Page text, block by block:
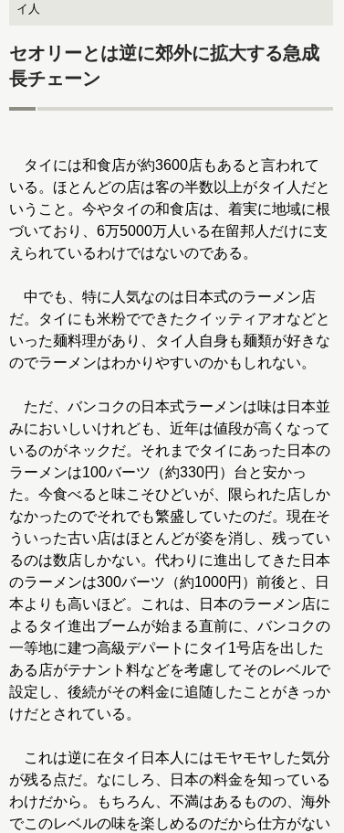
イ人
セオリーとは逆に郊外に拡大する急成
長チェーン
タイには和食店が約3600店もあると言われて
いる。ほとんどの店は客の半数以上がタイ人だと
いうこと。今やタイの和食店は、着実に地域に根
づいており、6万5000万人いる在留邦人だけに支
えられているわけではないのである。
中でも、特に人気なのは日本式のラーメン店
だ。タイにも米粉でできたクイッティアオなどと
いった麺料理があり、タイ人自身も麺類が好きな
のでラーメンはわかりやすいのかもしれない。
ただ、バンコクの日本式ラーメンは味は日本並
みにおいしいけれども、近年は値段が高くなって
いるのがネックだ。それまでタイにあった日本の
ラーメンは100バーツ（約330円）台と安かっ
た。今食べると味こそひどいが、限られた店しか
なかったのでそれでも繁盛していたのだ。現在そ
ういった古い店はほとんどが姿を消し、残ってい
るのは数店しかない。代わりに進出してきた日本
のラーメンは300バーツ（約1000円）前後と、日
本よりも高いほど。これは、日本のラーメン店に
よるタイ進出ブームが始まる直前に、バンコクの
一等地に建つ高級デパートにタイ1号店を出した
ある店がテナント料などを考慮してそのレベルで
設定し、後続がその料金に追随したことがきっか
けだとされている。
これは逆に在タイ日本人にはモヤモヤした気分
が残る点だ。なにしろ、日本の料金を知っている
わけだから。もちろん、不満はあるものの、海外
でこのレベルの味を楽しめるのだから仕方がない